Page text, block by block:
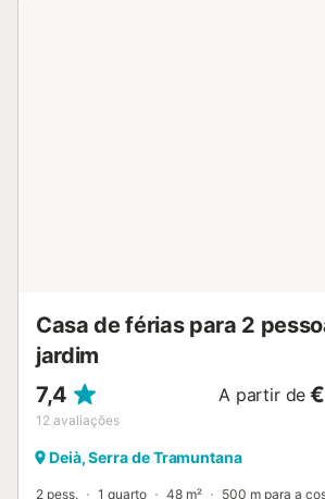
Casa de férias para 2
jardim
7,4
12 avaliações
A partir de
Deià, Serra de Tramuntana
2 pess. 1 quarto 48 m² 500 m para a